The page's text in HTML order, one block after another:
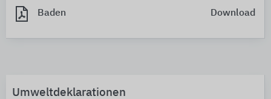
Baden Download
Umweltdeklarationen